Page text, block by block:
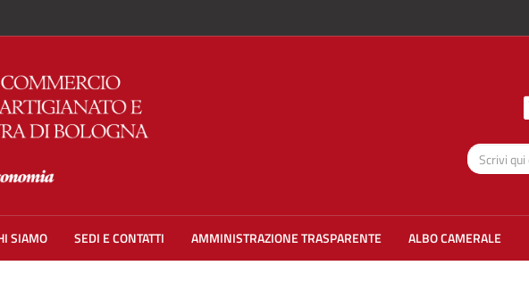
SIAMO SEDI E CONTATTI AMMINISTRAZIONE TRASPARENTE ALBO CAMERALE